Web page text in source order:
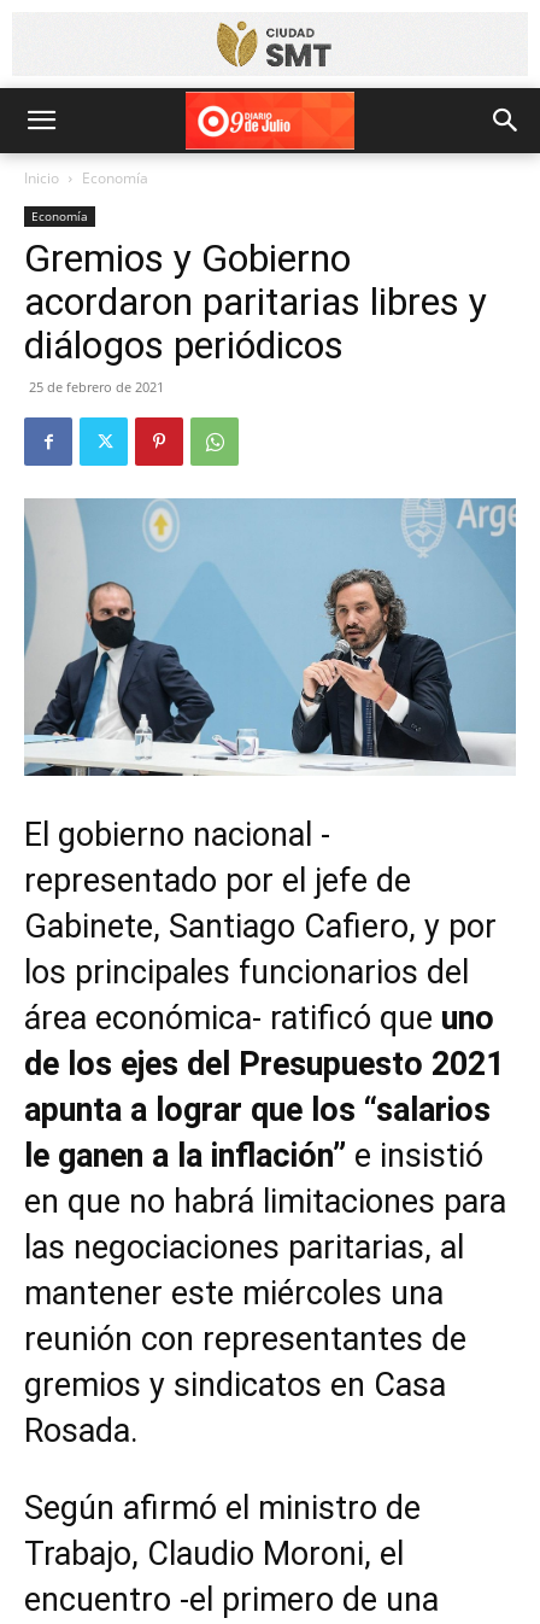
Inicio Economía
Economía
Gremios y Gobierno
acordaron paritarias libres y
diálogos periódicos
25 de febrero de 2021
El gobierno nacional -
representado por el jefe de
Gabinete, Santiago Cafiero, y por
los principales funcionarios del
área económica- ratificó que uno
de los ejes del Presupuesto 2021
apunta a lograr que los “salarios
le ganen a la inflación” e insistió
en que no habrá limitaciones para
las negociaciones paritarias, al
mantener este miércoles una
reunión con representantes de
gremios y sindicatos en Casa
Rosada.
Según afirmó el ministro de
Trabajo, Claudio Moroni, el
encuentro -el primero de una